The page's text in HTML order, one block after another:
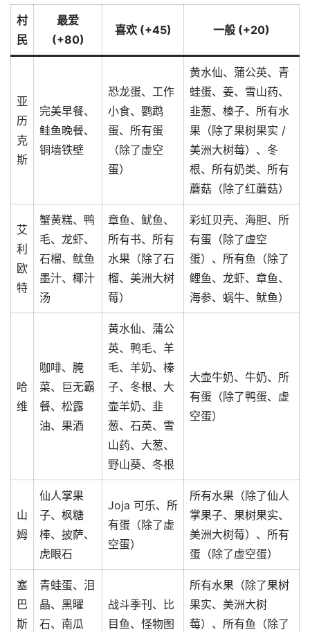
村
民
最爱
(+80)
喜欢 (+45) 一般 (+20)
亚
历
克
斯
完美早餐、
鲑鱼晚餐、
铜墙铁壁
恐龙蛋、工作
小食、鹦鹉
蛋、所有蛋
（除了虚空
蛋）
黄水仙、蒲公英、青
蛙蛋、姜、雪山药、
韭葱、榛子、所有水
果（除了果树果实 /
美洲大树莓）、冬
根、所有奶类、所有
蘑菇（除了红蘑菇）
艾
利
欧
特
蟹黄糕、鸭
毛、龙虾、
石榴、鱿鱼
墨汁、椰汁
汤
章鱼、鱿鱼、
所有书、所有
水果（除了石
榴、美洲大树
莓）
彩虹贝壳、海胆、所
有蛋（除了虚空
蛋）、所有鱼（除了
鲤鱼、龙虾、章鱼、
海参、蜗牛、鱿鱼）
哈
维
咖啡、腌
菜、巨无霸
餐、松露
油、果酒
黄水仙、蒲公
英、鸭毛、羊
毛、羊奶、榛
子、冬根、大
壶羊奶、韭
葱、石英、雪
山药、大葱、
野山葵、冬根
大壶牛奶、牛奶、所
有蛋（除了鸭蛋、虚
空蛋）
山
姆
仙人掌果
子、枫糖
棒、披萨、
虎眼石
Joja 可乐、所
有蛋（除了虚
空蛋）
所有水果（除了仙人
掌果子、果树果实、
美洲大树莓）、所有
蛋（除了虚空蛋）
塞
巴
斯
青蛙蛋、泪
晶、黑曜
石、南瓜
战斗季刊、比
目鱼、怪物图
所有水果（除了果树
果实、美洲大树
莓）、所有鱼（除了